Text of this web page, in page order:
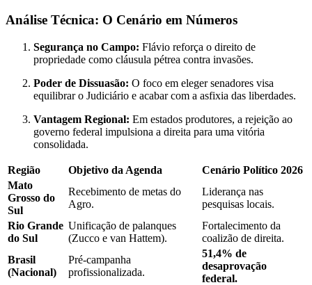
Análise Técnica: O Cenário em Números
Segurança no Campo: Flávio reforça o direito de
propriedade como cláusula pétrea contra invasões.
Poder de Dissuasão: O foco em eleger senadores visa
equilibrar o Judiciário e acabar com a asfixia das liberdades.
Vantagem Regional: Em estados produtores, a rejeição ao
governo federal impulsiona a direita para uma vitória
consolidada.
Região Objetivo da Agenda
Cenário Político 2026
Mato
Grosso do
Sul
Recebimento de metas do
Agro.
Liderança nas
pesquisas locais.
Rio Grande
do Sul
Unificação de palanques
(Zucco e van Hattem).
Fortalecimento da
coalizão de direita.
Brasil
(Nacional)
Pré-campanha
profissionalizada.
51,4% de
desaprovação
federal.